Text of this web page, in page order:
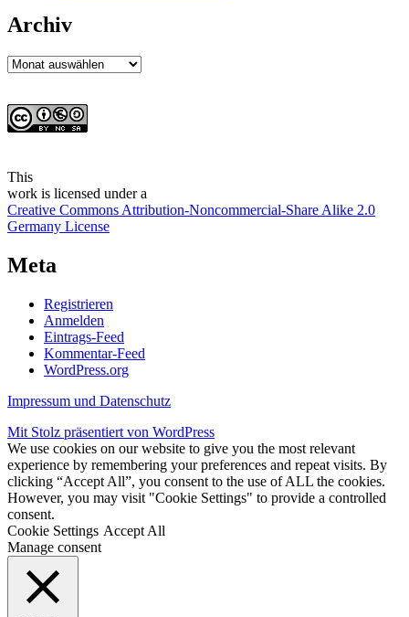
Archiv
Archiv
This
work is licensed under a
Creative Commons Attribution-Noncommercial-Share Alike 2.0
Germany License
Meta
Registrieren
Anmelden
Eintrags-Feed
Kommentar-Feed
WordPress.org
Impressum und Datenschutz
Mit Stolz präsentiert von WordPress
We use cookies on our website to give you the most relevant
experience by remembering your preferences and repeat visits. By
clicking “Accept All”, you consent to the use of ALL the cookies.
However, you may visit "Cookie Settings" to provide a controlled
consent.
Cookie Settings Accept All
Manage consent